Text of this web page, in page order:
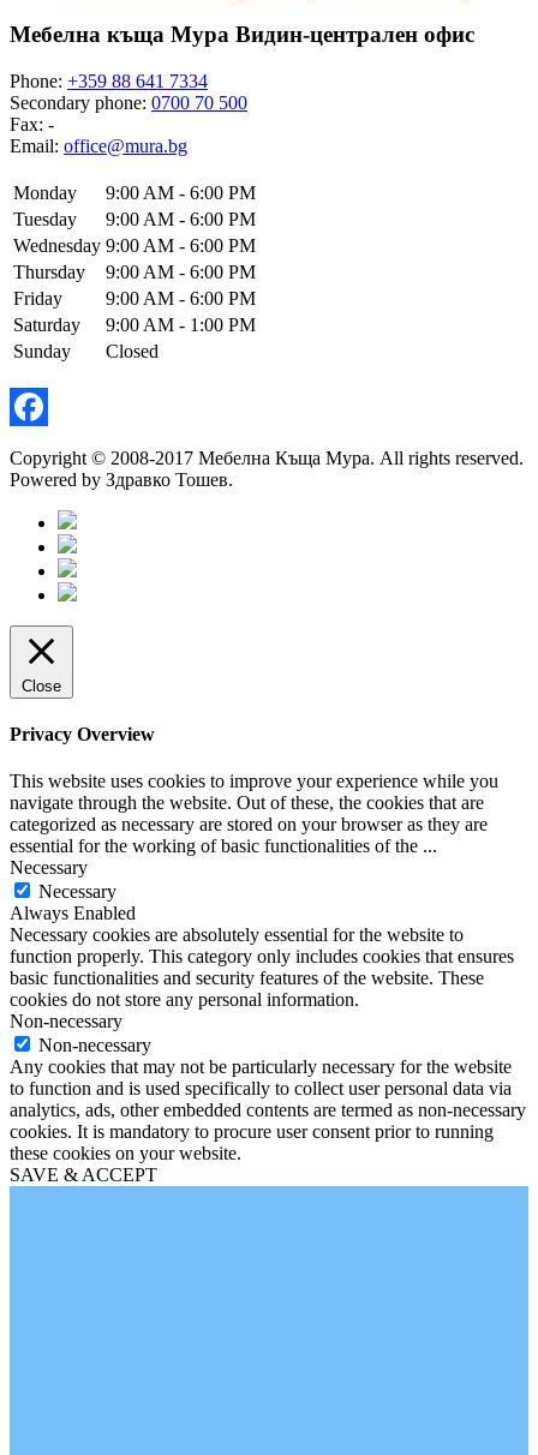
Мебелна къща Мура Видин-централен офис
Phone: +359 88 641 7334
Secondary phone: 0700 70 500
Fax: -
Email: office@mura.bg
Monday
9:00 AM - 6:00 PM
Tuesday
9:00 AM - 6:00 PM
Wednesday 9:00 AM - 6:00 PM
Thursday
9:00 AM - 6:00 PM
Friday
9:00 AM - 6:00 PM
Saturday
9:00 AM - 1:00 PM
Sunday
Closed
Copyright © 2008-2017 Мебелна Къща Мура. All rights reserved.
Powered by Здравко Тошев.
Close
Privacy Overview
This website uses cookies to improve your experience while you
navigate through the website. Out of these, the cookies that are
categorized as necessary are stored on your browser as they are
essential for the working of basic functionalities of the ...
Necessary
Necessary
Always Enabled
Necessary cookies are absolutely essential for the website to
function properly. This category only includes cookies that ensures
basic functionalities and security features of the website. These
cookies do not store any personal information.
Non-necessary
Non-necessary
Any cookies that may not be particularly necessary for the website
to function and is used specifically to collect user personal data via
analytics, ads, other embedded contents are termed as non-necessary
cookies. It is mandatory to procure user consent prior to running
these cookies on your website.
SAVE & ACCEPT